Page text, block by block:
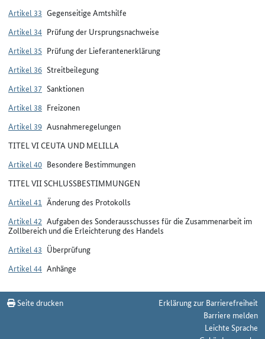
Artikel 33 Gegenseitige Amtshilfe
Artikel 34 Prüfung der Ursprungsnachweise
Artikel 35 Prüfung der Lieferantenerklärung
Artikel 36 Streitbeilegung
Artikel 37 Sanktionen
Artikel 38 Freizonen
Artikel 39 Ausnahmeregelungen
TITEL VI CEUTA UND MELILLA
Artikel 40 Besondere Bestimmungen
TITEL VII SCHLUSSBESTIMMUNGEN
Artikel 41 Änderung des Protokolls
Artikel 42 Aufgaben des Sonderausschusses für die Zusammenarbeit im
Zollbereich und die Erleichterung des Handels
Artikel 43 Überprüfung
Artikel 44 Anhänge
Seite drucken
Erklärung zur Barrierefreiheit
Barriere melden
Leichte Sprache